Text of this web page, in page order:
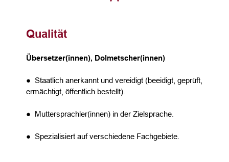
Qualität
Übersetzer(innen), Dolmetscher(innen)
● Staatlich anerkannt und vereidigt (beeidigt, geprüft,
ermächtigt, öffentlich bestellt).
● Muttersprachler(innen) in der Zielsprache.
● Spezialisiert auf verschiedene Fachgebiete.